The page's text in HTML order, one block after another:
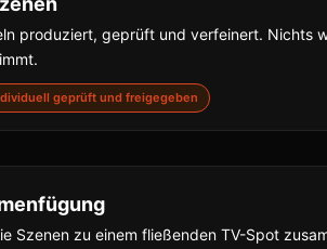
produziert, geprüft und verfeinert. Nichts
geprüft und freigegeben
Szenen zu einem fließenden TV-Spot